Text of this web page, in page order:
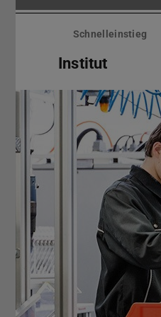
Menü
überspringenSchnelleinstieg
Institut